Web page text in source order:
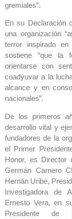
gremiales”.
En su Declaración
una organización
terror inspirado
sostiene “que la
orientarse con
coadyuvar a la
alcance y en
nacionales”.
De los primeros
desarrollo vital y
fundadores de la
el Primer
Honor, es Director
Germán Carnero
Hernán Uribe,
Investigadora de
Ernesto Vera, en
Presidente de